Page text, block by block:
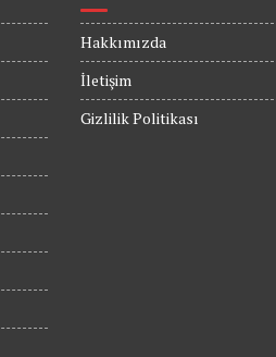
Hakkımızda
İletişim
Gizlilik Politikası